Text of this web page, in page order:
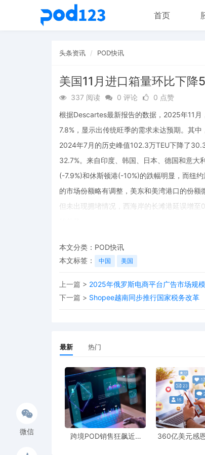
首页
头条资讯 POD快讯
美国11月进口箱量环比下降
337 阅读 0 评论 0 点赞
根据Descartes最新报告的数据，2025年11
7.8%，显示出传统旺季的需求未达预期。其
2024年7月的历史峰值102.3万TEU下降了
32.7%。来自印度、韩国、日本、德国和意
(-7.9%)和休斯顿港(-10%)的跌幅明显，而纽
的市场份额略有调整，美东和美湾港口的份额
但未出现拥堵情况，西海岸的长滩港延误增
微信
本文分类： POD快讯
本文标签：
中国 美国
上一篇 > 2025年俄罗斯电商平台广告市场规
下一篇 > Shopee越南同步推行国家税务改革
最新 热门
跨境POD销售狂飙近5
360亿美元感